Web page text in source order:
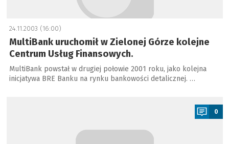
24.11.2003 (16:00)
MultiBank uruchomił w Zielonej Górze kolejne
Centrum Usług Finansowych.
MultiBank powstał w drugiej połowie 2001 roku, jako kolejna
inicjatywa BRE Banku na rynku bankowości detalicznej. …
0